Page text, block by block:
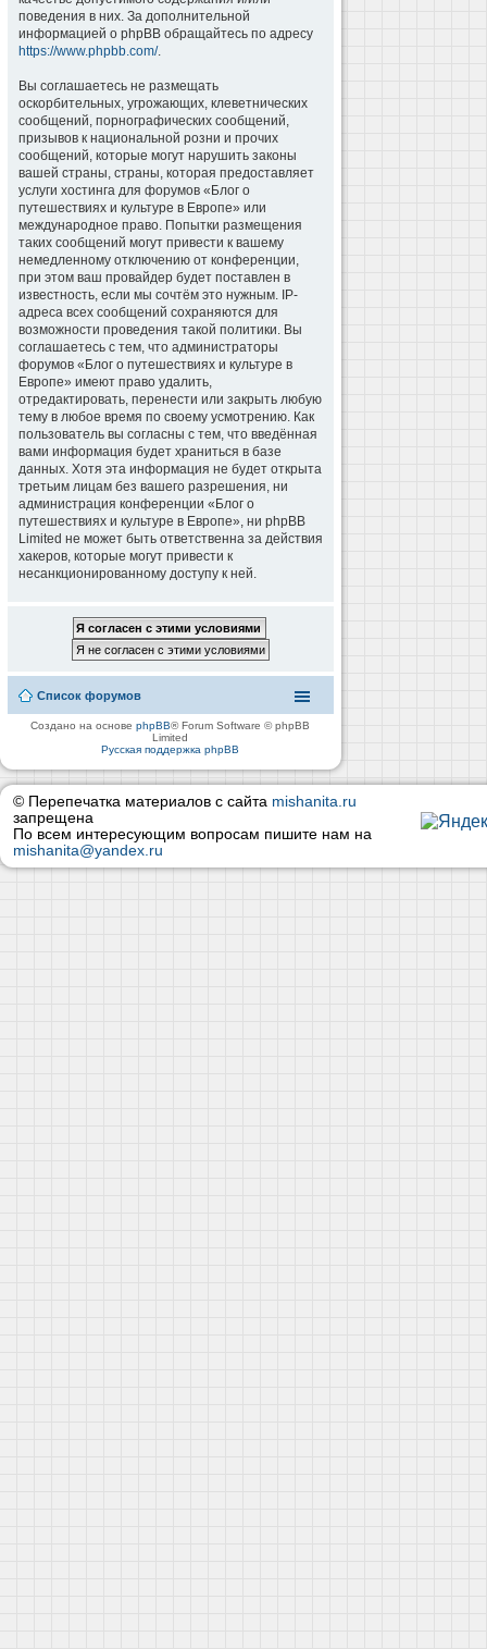
поведения в них. За дополнительной
информацией о phpBB обращайтесь по адресу
https://www.phpbb.com/.
Вы соглашаетесь не размещать
оскорбительных, угрожающих, клеветнических
сообщений, порнографических сообщений,
призывов к национальной розни и прочих
сообщений, которые могут нарушить законы
вашей страны, страны, которая предоставляет
услуги хостинга для форумов «Блог о
путешествиях и культуре в Европе» или
международное право. Попытки размещения
таких сообщений могут привести к вашему
немедленному отключению от конференции,
при этом ваш провайдер будет поставлен в
известность, если мы сочтём это нужным. IP-
адреса всех сообщений сохраняются для
возможности проведения такой политики. Вы
соглашаетесь с тем, что администраторы
форумов «Блог о путешествиях и культуре в
Европе» имеют право удалить,
отредактировать, перенести или закрыть любую
тему в любое время по своему усмотрению. Как
пользователь вы согласны с тем, что введённая
вами информация будет храниться в базе
данных. Хотя эта информация не будет открыта
третьим лицам без вашего разрешения, ни
администрация конференции «Блог о
путешествиях и культуре в Европе», ни phpBB
Limited не может быть ответственна за действия
хакеров, которые могут привести к
несанкционированному доступу к ней.
Список форумов
Создано на основеphpBB® Forum Software © phpBB
Limited
Русская поддержка phpBB
© Перепечатка материалов с сайта mishanita.ru
запрещена
По всем интересующим вопросам пишите нам на
mishanita@yandex.ru